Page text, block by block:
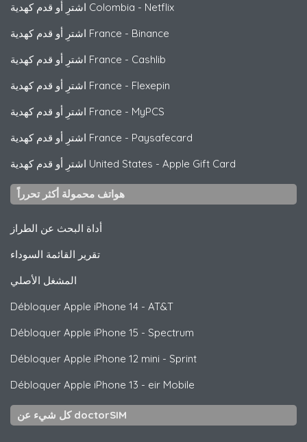
اشترِ أو قدم كهدية Colombia - Netflix
اشترِ أو قدم كهدية France - Binance
اشترِ أو قدم كهدية France - Cashlib
اشترِ أو قدم كهدية France - Flexepin
اشترِ أو قدم كهدية France - MyPCS
اشترِ أو قدم كهدية France - Paysafecard
اشترِ أو قدم كهدية United States - Apple Gift Card
هواتف محمولة أكثر تحرراً
أداة البحث عن الطراز
تقرير القائمة السوداء
المشغل الأصلي
Débloquer Apple iPhone 14 - AT&T
Débloquer Apple iPhone 15 - Spectrum
Débloquer Apple iPhone 12 mini - Sprint
Débloquer Apple iPhone 13 - eir Mobile
كل شيء عن doctorSIM